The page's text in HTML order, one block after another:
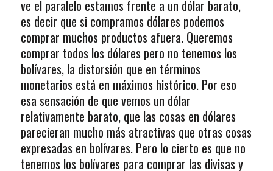
ve el paralelo estamos frente a un dólar barato,
es decir que si compramos dólares podemos
comprar muchos productos afuera. Queremos
comprar todos los dólares pero no tenemos los
bolívares, la distorsión que en términos
monetarios está en máximos histórico. Por eso
esa sensación de que vemos un dólar
relativamente barato, que las cosas en dólares
parecieran mucho más atractivas que otras cosas
expresadas en bolívares. Pero lo cierto es que no
tenemos los bolívares para comprar las divisas y